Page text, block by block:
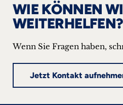
WIE KÖNNEN
WEITERHELFEN?
Wenn Sie Fragen haben,
Jetzt Kontakt